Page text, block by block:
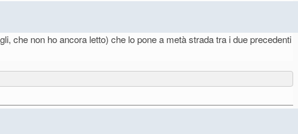
che non ho ancora letto) che lo pone a metà strada tra i due precedenti